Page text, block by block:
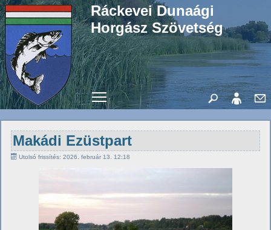
Ráckevei Dunaági
Horgász Szövetség
Toggle main menu visibility
Makádi Ezüstpart
Utolsó frissítés: 2026. február 13. 12:18